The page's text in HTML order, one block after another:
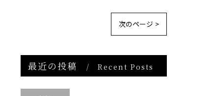
次のページ >
最近の投稿 Recent Posts